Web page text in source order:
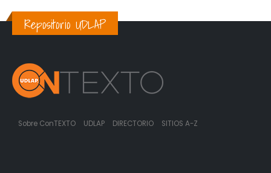
Repositorio UDLAP
Sobre ConTEXTO UDLAP DIRECTORIO SITIOS A-Z